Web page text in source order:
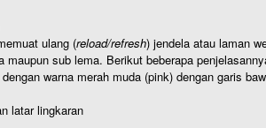
ulang (reload/refresh) jendela atau laman
sub lema. Berikut beberapa
warna merah muda (pink) dengan garis
latar lingkaran